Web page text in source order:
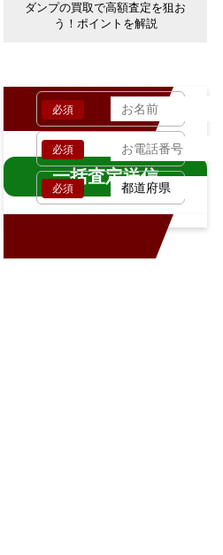
ダンプの買取で高額査定を狙お
う！ポイントを解説
お客様の情報
必須
必須
必須
車両情報
一括査定送信